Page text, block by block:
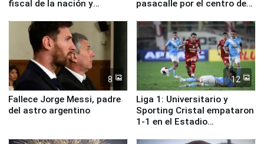
fiscal de la nación y
pasacalle por el centro de
8
Fallece Jorge Messi, padre
del astro argentino
12
Liga 1: Universitario y
Sporting Cristal empataron
1-1 en el Estadio